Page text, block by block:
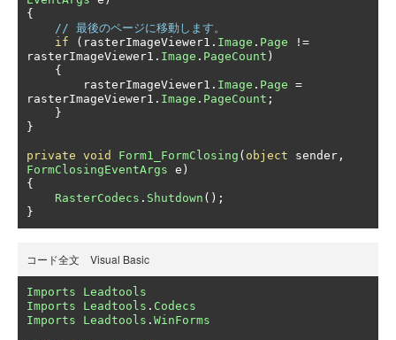
{
// 最後のページに移動します。
if
( rasterImageViewer1 . Image . Page
!=
rasterImageViewer1 . Image . PageCount )
{
        rasterImageViewer1
. Image . Page =
rasterImageViewer1 . Image . PageCount ;
}
}
private void Form1_FormClosing ( object sender ,
FormClosingEventArgs e )
{
RasterCodecs . Shutdown ();
}
コード全文 Visual Basic
Imports
Leadtools
Imports
Leadtools . Codecs
Imports
Leadtools . WinForms